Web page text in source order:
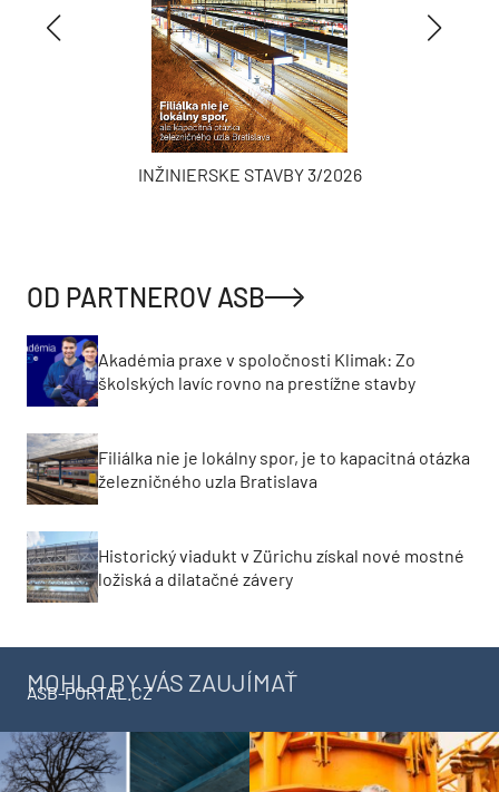
INŽINIERSKE STAVBY 3/2026
OD PARTNEROV ASB
Akadémia praxe v spoločnosti Klimak: Zo
školských lavíc rovno na prestížne stavby
Filiálka nie je lokálny spor, je to kapacitná otázka
železničného uzla Bratislava
Historický viadukt v Zürichu získal nové mostné
ložiská a dilatačné závery
MOHLO BY VÁS ZAUJÍMAŤ
ASB-PORTAL.CZ